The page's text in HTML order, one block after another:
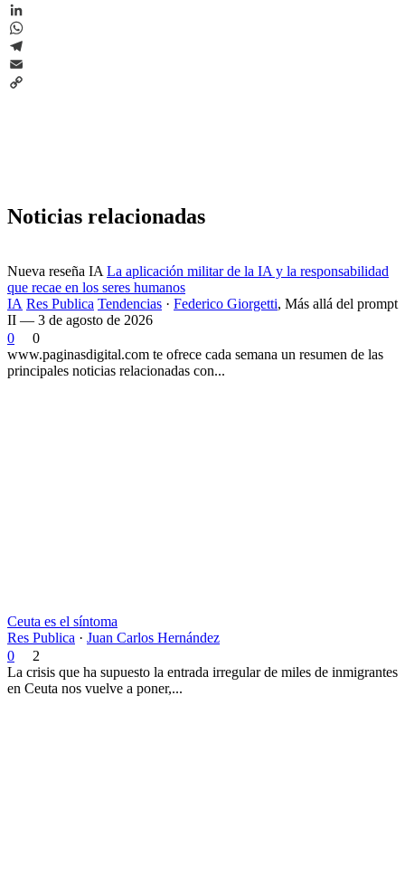
X
LinkedIn
WhatsApp
Telegram
Email
Noticias relacionadas
Nueva reseña IA La aplicación militar de la IA y la responsabilidad
que recae en los seres humanos
IA Res Publica Tendencias · Federico Giorgetti, Más allá del prompt
II — 3 de agosto de 2026
0
0
www.paginasdigital.com te ofrece cada semana un resumen de las
principales noticias relacionadas con...
Ceuta es el síntoma
Res Publica · Juan Carlos Hernández
0
2
La crisis que ha supuesto la entrada irregular de miles de inmigrantes
en Ceuta nos vuelve a poner,...